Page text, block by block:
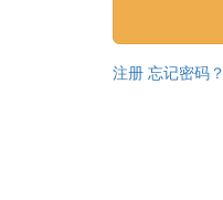
注册 忘记密码？